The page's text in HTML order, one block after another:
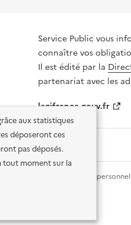
aux statistiques
déposeront ces
pas déposés.
tout moment sur la
Service Public vous
connaître vos
Il est édité par la
partenariat avec les
legifrance.gouv.fr
Données